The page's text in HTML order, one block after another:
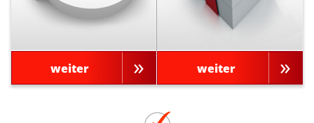
weiter weiter